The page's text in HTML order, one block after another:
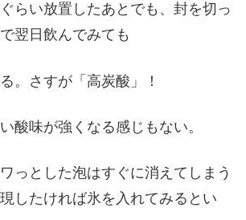
らい放置したあとでも、封を切っ
翌日飲んでみても
。さすが「高炭酸」！
酸味が強くなる感じもない。
っとした泡はすぐに消えてしまう
したければ氷を入れてみるとい